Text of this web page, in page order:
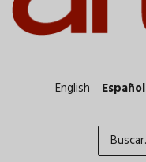
English Español